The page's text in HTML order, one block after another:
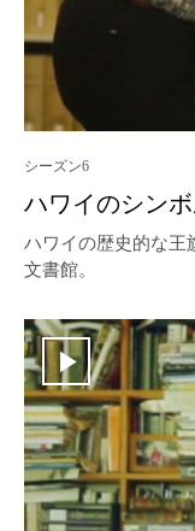
シーズン6
ハワイのシン
ハワイの歴史的な王
文書館。